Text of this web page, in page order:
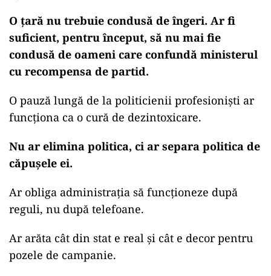
O țară nu trebuie condusă de îngeri. Ar fi
suficient, pentru început, să nu mai fie
condusă de oameni care confundă ministerul
cu recompensa de partid.
O pauză lungă de la politicienii profesioniști ar
funcționa ca o cură de dezintoxicare.
Nu ar elimina politica, ci ar separa politica de
căpușele ei.
Ar obliga administrația să funcționeze după
reguli, nu după telefoane.
Ar arăta cât din stat e real și cât e decor pentru
pozele de campanie.